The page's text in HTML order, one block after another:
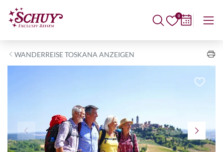
0
WANDERREISE TOSKANA ANZEIGEN